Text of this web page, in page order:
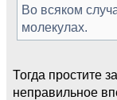
Во всяком
молекулах.
Тогда простите
неправильное